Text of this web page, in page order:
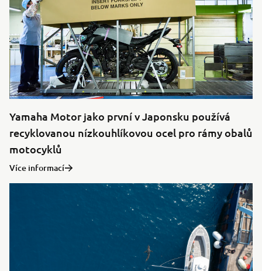
Yamaha Motor jako první v Japonsku používá
recyklovanou nízkouhlíkovou ocel pro rámy obalů
motocyklů
Více informací